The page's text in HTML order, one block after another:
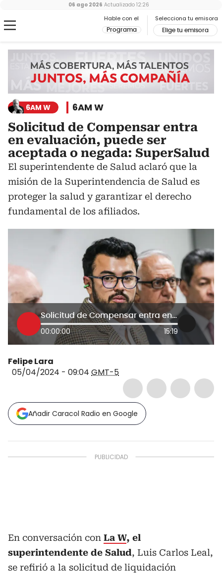
Hable con el
Programa
Selecciona tu emisora
Elige tu emisora
06 ago 2026 Actualizado 12:26
6AM W 6AM W
Solicitud de Compensar entra
en evaluación, puede ser
aceptada o negada: SuperSalud
El superintendente de Salud aclaró que la
misión de la Superintendencia de Salud es
proteger la salud y garantizar el derecho
fundamental de los afiliados.
Solicitud de Compensar entra en evaluación, puede ser aceptada o negada: SuperSalud
00:00:00 15:19
Felipe Lara
05/04/2024 - 09:04 GMT-5
Añadir Caracol Radio en Google
En conversación con La W, el
superintendente de Salud, Luis Carlos Leal,
se refirió a la solicitud de liquidación